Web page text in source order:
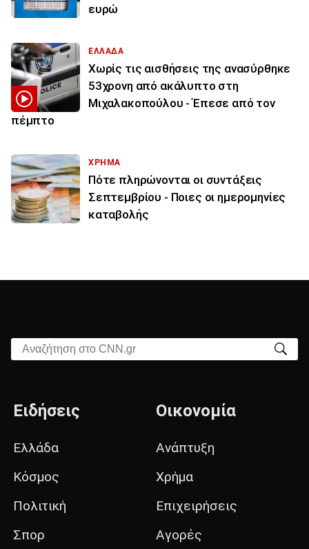
ευρώ
ΕΛΛΑΔΑ
Χωρίς τις αισθήσεις της ανασύρθηκε
53χρονη από ακάλυπτο στη
Μιχαλακοπούλου - Έπεσε από τον
πέμπτο
ΧΡΗΜΑ
Πότε πληρώνονται οι συντάξεις
Σεπτεμβρίου - Ποιες οι ημερομηνίες
καταβολής
Αναζήτηση στο CNN.gr
Ειδήσεις
Ελλάδα
Κόσμος
Πολιτική
Σπορ
Οικονομία
Ανάπτυξη
Χρήμα
Επιχειρήσεις
Αγορές